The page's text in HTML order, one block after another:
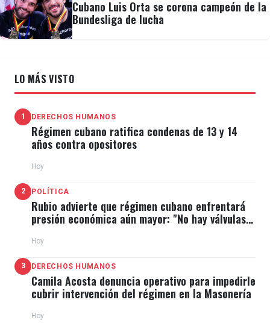
Cubano Luis Orta se corona campeón de la
Bundesliga de lucha
LO MÁS VISTO
1 DERECHOS HUMANOS
Régimen cubano ratifica condenas de 13 y 14
años contra opositores
Hoy
2 POLÍTICA
Rubio advierte que régimen cubano enfrentará
presión económica aún mayor: "No hay válvulas
Hoy
3 DERECHOS HUMANOS
Camila Acosta denuncia operativo para impedirle
cubrir intervención del régimen en la Masonería
Hoy